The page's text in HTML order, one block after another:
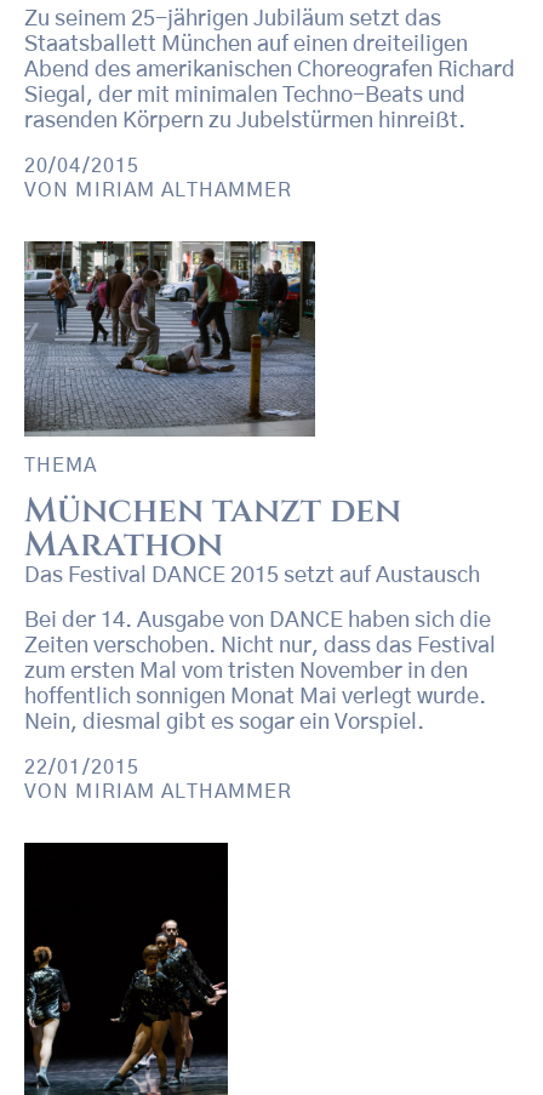
Zu seinem 25-jährigen Jubiläum setzt das
Staatsballett München auf einen dreiteiligen
Abend des amerikanischen Choreografen Richard
Siegal, der mit minimalen Techno-Beats und
rasenden Körpern zu Jubelstürmen hinreißt.
20/04/2015
VON
MIRIAM ALTHAMMER
THEMA
München tanzt den
Marathon
Das Festival DANCE 2015 setzt auf Austausch
Bei der 14. Ausgabe von DANCE haben sich die
Zeiten verschoben. Nicht nur, dass das Festival
zum ersten Mal vom tristen November in den
hoffentlich sonnigen Monat Mai verlegt wurde.
Nein, diesmal gibt es sogar ein Vorspiel.
22/01/2015
VON
MIRIAM ALTHAMMER